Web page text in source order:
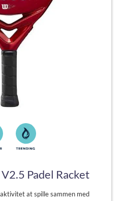
Padel Racket
at spille sammen med